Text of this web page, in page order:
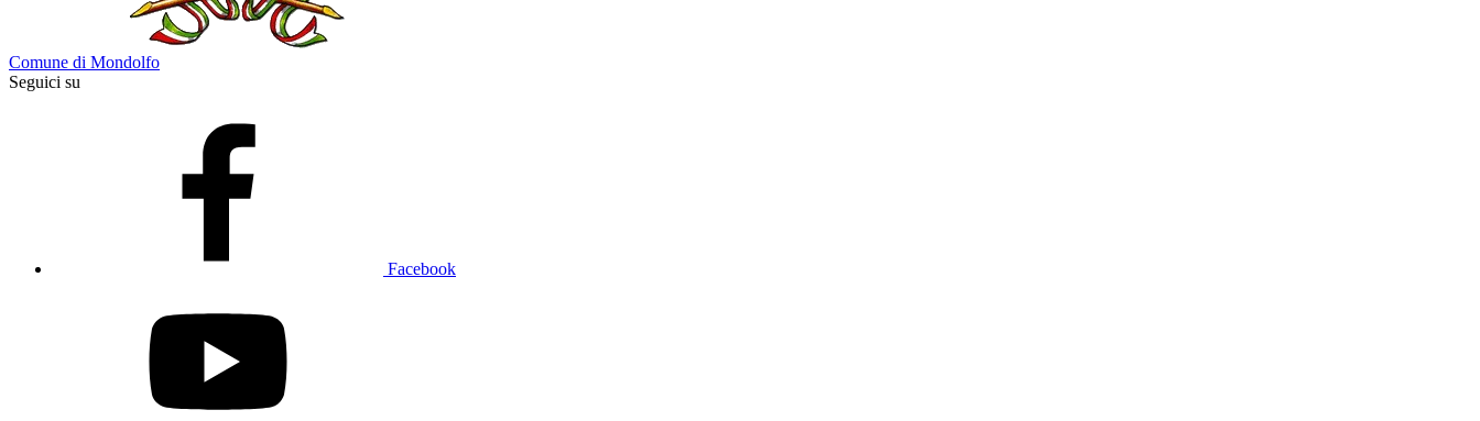
Comune di Mondolfo
Seguici su
Facebook